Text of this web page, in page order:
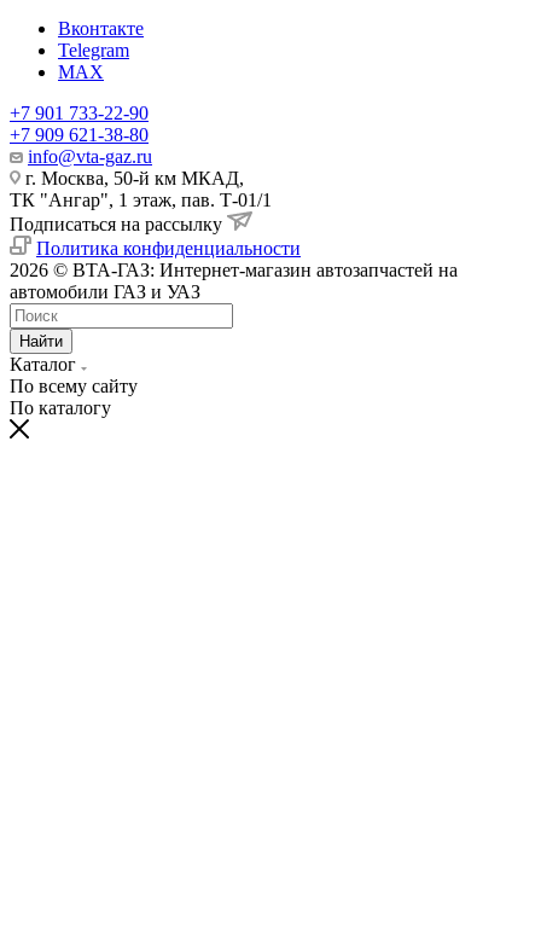
Вконтакте
Telegram
MAX
+7 901 733-22-90
+7 909 621-38-80
info@vta-gaz.ru
г. Москва, 50-й км МКАД,
ТК "Ангар", 1 этаж, пав. Т-01/1
Подписаться на рассылку
Политика конфиденциальности
2026 © ВТА-ГАЗ: Интернет-магазин автозапчастей на
автомобили ГАЗ и УАЗ
Найти
Каталог
По всему сайту
По каталогу